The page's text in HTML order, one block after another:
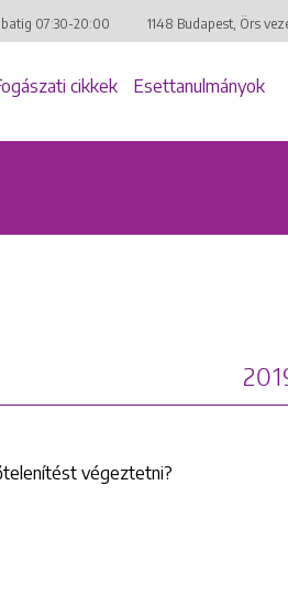
07:30-20:00 1148 Budapest, Örs
cikkek Esettanulmányok
végeztetni?